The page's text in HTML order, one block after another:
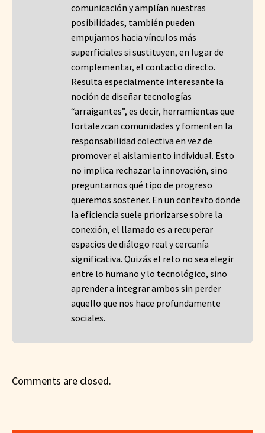
comunicación y amplían nuestras
posibilidades, también pueden
empujarnos hacia vínculos más
superficiales si sustituyen, en lugar de
complementar, el contacto directo.
Resulta especialmente interesante la
noción de diseñar tecnologías
“arraigantes”, es decir, herramientas que
fortalezcan comunidades y fomenten la
responsabilidad colectiva en vez de
promover el aislamiento individual. Esto
no implica rechazar la innovación, sino
preguntarnos qué tipo de progreso
queremos sostener. En un contexto donde
la eficiencia suele priorizarse sobre la
conexión, el llamado es a recuperar
espacios de diálogo real y cercanía
significativa. Quizás el reto no sea elegir
entre lo humano y lo tecnológico, sino
aprender a integrar ambos sin perder
aquello que nos hace profundamente
sociales.
Comments are closed.